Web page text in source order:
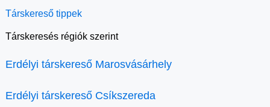
Társkereső tippek
Társkeresés régiók szerint
Erdélyi társkereső Marosvásárhely
Erdélyi társkereső Csíkszereda